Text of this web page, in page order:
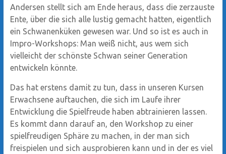
Andersen stellt sich am Ende heraus, dass die zerzauste
Ente, über die sich alle lustig gemacht hatten, eigentlich
ein Schwanenküken gewesen war. Und so ist es auch in
Impro-Workshops: Man weiß nicht, aus wem sich
vielleicht der schönste Schwan seiner Generation
entwickeln könnte.
Das hat erstens damit zu tun, dass in unseren Kursen
Erwachsene auftauchen, die sich im Laufe ihrer
Entwicklung die Spielfreude haben abtrainieren lassen.
Es kommt dann darauf an, den Workshop zu einer
spielfreudigen Sphäre zu machen, in der man sich
freispielen und sich ausprobieren kann und in der es viel